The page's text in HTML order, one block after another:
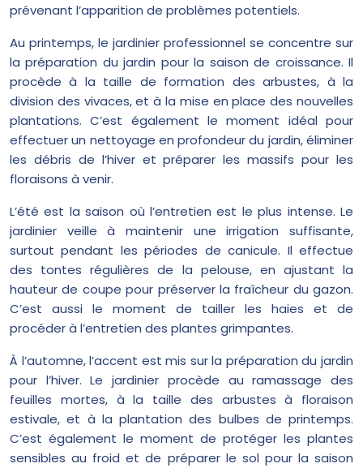
prévenant l’apparition de problèmes potentiels.
Au printemps, le jardinier professionnel se concentre sur
la préparation du jardin pour la saison de croissance. Il
procède à la taille de formation des arbustes, à la
division des vivaces, et à la mise en place des nouvelles
plantations. C’est également le moment idéal pour
effectuer un nettoyage en profondeur du jardin, éliminer
les débris de l’hiver et préparer les massifs pour les
floraisons à venir.
L’été est la saison où l’entretien est le plus intense. Le
jardinier veille à maintenir une irrigation suffisante,
surtout pendant les périodes de canicule. Il effectue
des tontes régulières de la pelouse, en ajustant la
hauteur de coupe pour préserver la fraîcheur du gazon.
C’est aussi le moment de tailler les haies et de
procéder à l’entretien des plantes grimpantes.
À l’automne, l’accent est mis sur la préparation du jardin
pour l’hiver. Le jardinier procède au ramassage des
feuilles mortes, à la taille des arbustes à floraison
estivale, et à la plantation des bulbes de printemps.
C’est également le moment de protéger les plantes
sensibles au froid et de préparer le sol pour la saison